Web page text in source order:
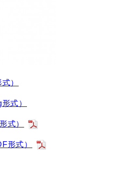
）
式）
式）
形式）